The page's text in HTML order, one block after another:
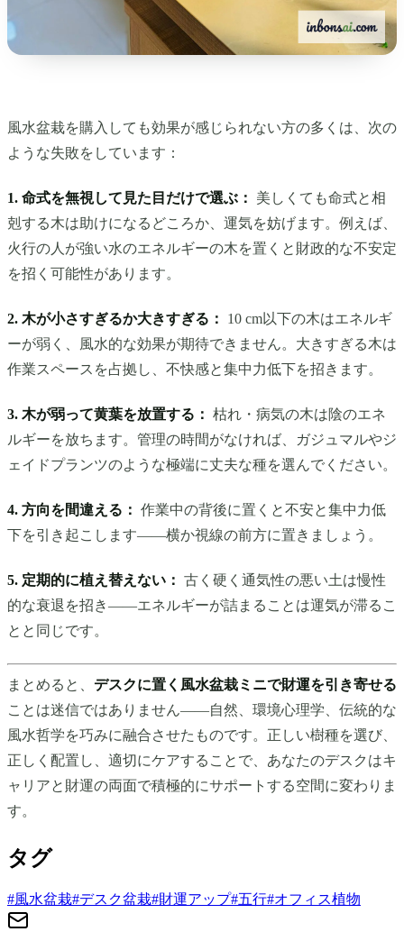
風水盆栽を購入しても効果が感じられない方の多くは、次の
ような失敗をしています：
1. 命式を無視して見た目だけで選ぶ：
美しくても命式と相
剋する木は助けになるどころか、運気を妨げます。例えば、
火行の人が強い水のエネルギーの木を置くと財政的な不安定
を招く可能性があります。
2. 木が小さすぎるか大きすぎる：
10 cm以下の木はエネルギ
ーが弱く、風水的な効果が期待できません。大きすぎる木は
作業スペースを占拠し、不快感と集中力低下を招きます。
3. 木が弱って黄葉を放置する： 枯れ・病気の木は陰のエネ
ルギーを放ちます。管理の時間がなければ、ガジュマルやジ
ェイドプランツのような極端に丈夫な種を選んでください。
4. 方向を間違える： 作業中の背後に置くと不安と集中力低
下を引き起こします——横か視線の前方に置きましょう。
5. 定期的に植え替えない： 古く硬く通気性の悪い土は慢性
的な衰退を招き——エネルギーが詰まることは運気が滞るこ
とと同じです。
まとめると、 デスクに置く風水盆栽ミニで財運を引き寄せる
ことは迷信ではありません——自然、環境心理学、伝統的な
風水哲学を巧みに融合させたものです。正しい樹種を選び、
正しく配置し、適切にケアすることで、あなたのデスクはキ
ャリアと財運の両面で積極的にサポートする空間に変わりま
す。
タグ
#風水盆栽#デスク盆栽#財運アップ#五行#オフィス植物